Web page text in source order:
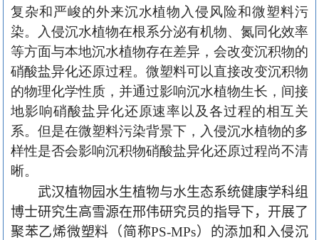
复杂和严峻的外来沉水植物入侵风险和微塑料污
染。入侵沉水植物在根系分泌有机物、氮同化效率
等方面与本地沉水植物存在差异，会改变沉积物的
硝酸盐异化还原过程。微塑料可以直接改变沉积物
的物理化学性质，并通过影响沉水植物生长，间接
地影响硝酸盐异化还原速率以及各过程的相互关
系。但是在微塑料污染背景下，入侵沉水植物的多
样性是否会影响沉积物硝酸盐异化还原过程尚不清
晰。
武汉植物园水生植物与水生态系统健康学科组
博士研究生高雪源在邢伟研究员的指导下，开展了
聚苯乙烯微塑料（简称PS-MPs）的添加和入侵沉